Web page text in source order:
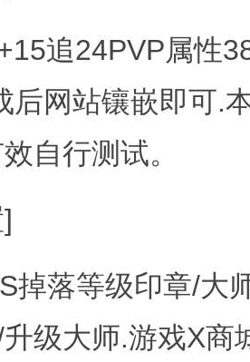
追24PVP属性
后网站镶嵌即可.
自行测试。
掉落等级印章/大
级大师.游戏X商